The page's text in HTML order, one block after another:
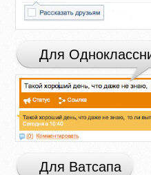
Для
Для Ватсапа